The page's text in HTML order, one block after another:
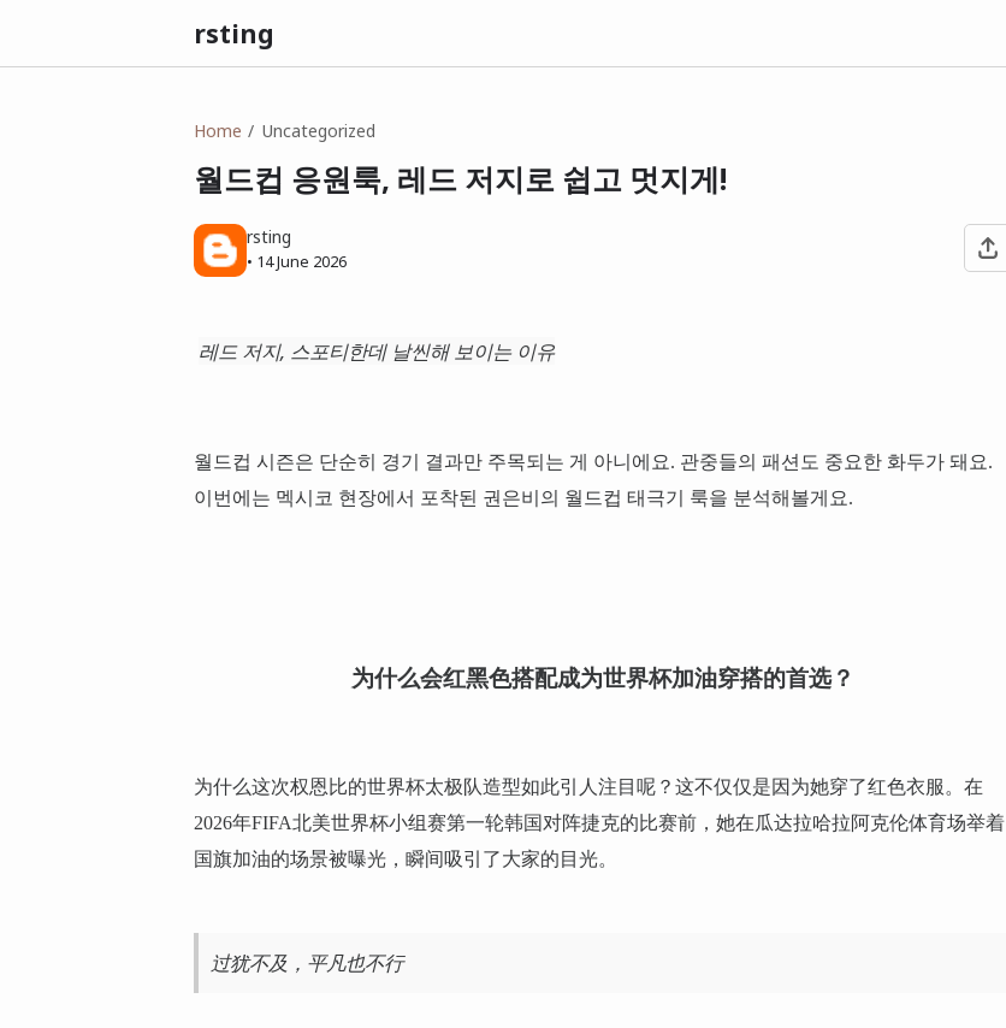
rsting
Home Uncategorized
월드컵 응원룩, 레드 저지로 쉽고 멋지게!
rsting
• 14 June 2026
레드 저지, 스포티한데 날씬해 보이는 이유
월드컵 시즌은 단순히 경기 결과만 주목되는 게 아니에요. 관중들의 패션도 중요한 화두가 돼요.
이번에는 멕시코 현장에서 포착된 권은비의 월드컵 태극기 룩을 분석해볼게요.
为什么会红黑色搭配成为世界杯加油穿搭的首选？
为什么这次权恩比的世界杯太极队造型如此引人注目呢？这不仅仅是因为她穿了红色衣服。在
2026年FIFA北美世界杯小组赛第一轮韩国对阵捷克的比赛前，她在瓜达拉哈拉阿克伦体育场举着
国旗加油的场景被曝光，瞬间吸引了大家的目光。
过犹不及，平凡也不行